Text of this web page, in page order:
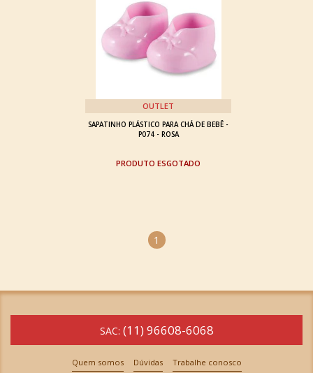
OUTLET
SAPATINHO PLÁSTICO PARA CHÁ DE BEBÊ -
P074 - ROSA
ESGOTADO
1
SAC: (11) 96608-6068
Quem somos Dúvidas Trabalhe conosco